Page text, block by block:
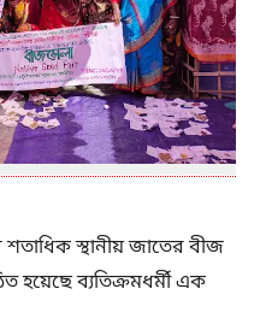
স্থানীয় জাতের বীজ
হয়েছে ব্যতিক্রমধর্মী এক